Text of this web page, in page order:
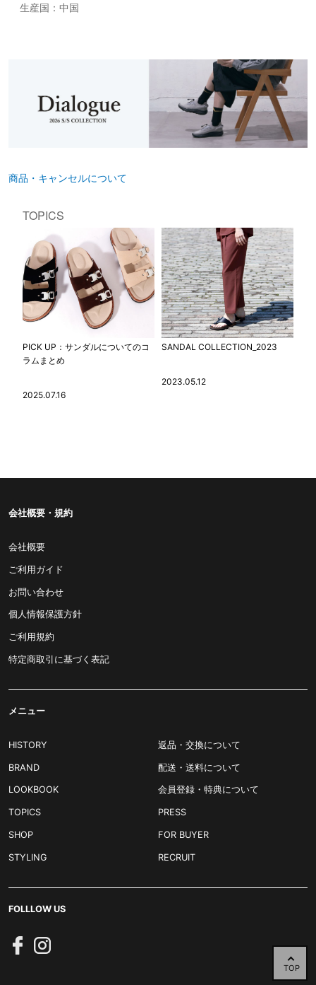
生産国：中国
商品・キャンセルについて
TOPICS
PICK UP：サンダルについてのコ
ラムまとめ
2025.07.16
SANDAL COLLECTION_2023
2023.05.12
会社概要・規約
会社概要
ご利用ガイド
お問い合わせ
個人情報保護方針
ご利用規約
特定商取引に基づく表記
メニュー
HISTORY
BRAND
LOOKBOOK
TOPICS
SHOP
STYLING
返品・交換について
配送・送料について
会員登録・特典について
PRESS
FOR BUYER
RECRUIT
FOLLLOW US
TOP